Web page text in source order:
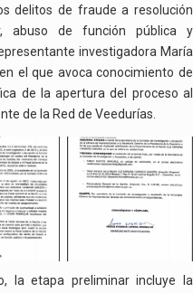
delitos de fraude a resolución
abuso de función pública y
investigadora María
el que avoca conocimiento de
de la apertura del proceso al
de la Red de Veedurías.
la etapa preliminar incluye la